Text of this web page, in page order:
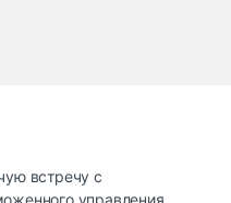
встречу с
управления